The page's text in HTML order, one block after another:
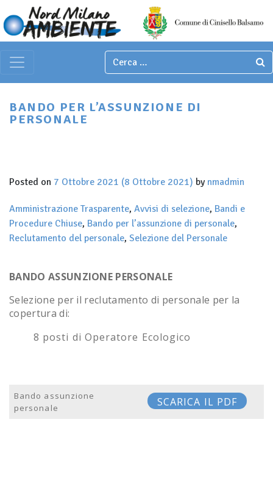
Main Navigation
BANDO PER L’ASSUNZIONE DI
PERSONALE
Posted on 7 Ottobre 2021 (8 Ottobre 2021) by nmadmin
Amministrazione Trasparente, Avvisi di selezione, Bandi e
Procedure Chiuse, Bando per l’assunzione di personale,
Reclutamento del personale, Selezione del Personale
BANDO ASSUNZIONE PERSONALE
Selezione per il reclutamento di personale per la
copertura di:
8 posti di Operatore Ecologico
Bando assunzione
personale
SCARICA IL PDF